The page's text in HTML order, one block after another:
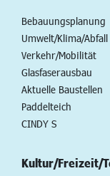
Bebauungsplanung
Umwelt/Klima/Abfall
Verkehr/Mobilität
Glasfaserausbau
Aktuelle Baustellen
Paddelteich
CINDY S
Kultur/Freizeit/